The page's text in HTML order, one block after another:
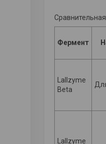
Фермент
Lallzyme
Beta
Lallzyme